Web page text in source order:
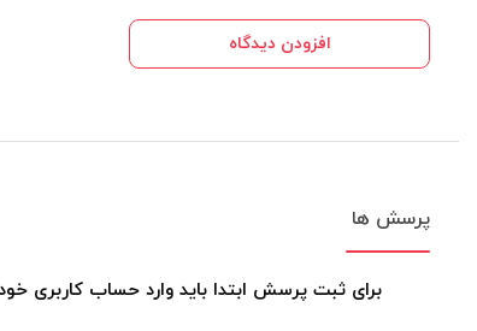
افزودن دیدگاه
پرسش ها
برای ثبت پرسش ابتدا باید وارد حساب کاربری